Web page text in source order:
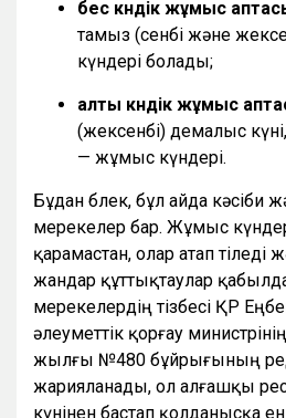
бес күндік жұмыс
тамыз (сенбі және
күндері болады;
алты күндік жұмыс
(жексенбі) демалыс
— жұмыс күндері.
Бұдан бөлек, бұл айда кәсіби
мерекелер бар. Жұмыс
қарамастан, олар атап
жандар құттықтаулар
мерекелердің тізбесі ҚР
әлеуметтік қорғау
жылғы №480 бұйрығының
жарияланады, ол алғашқы
күнінен бастап қолданысқа